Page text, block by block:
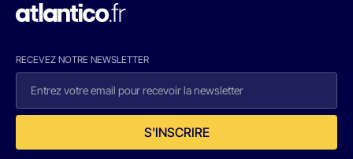
RECEVEZ NOTRE NEWSLETTER
S'INSCRIRE